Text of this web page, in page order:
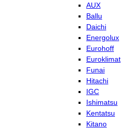
AUX
Ballu
Daichi
Energolux
Eurohoff
Euroklimat
Funai
Hitachi
IGC
Ishimatsu
Kentatsu
Kitano